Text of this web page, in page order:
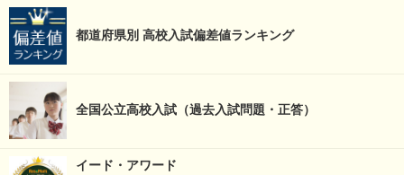
都道府県別 高校入試偏差値ランキング
全国公立高校入試（過去入試問題・正答）
イード・アワード